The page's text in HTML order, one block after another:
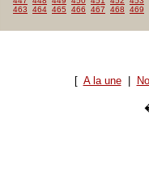
463
464 465 466 467 468 469
[ A la une|